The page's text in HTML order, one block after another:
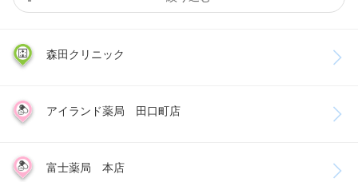
森田クリニック
アイランド薬局 田口町店
富士薬局 本店